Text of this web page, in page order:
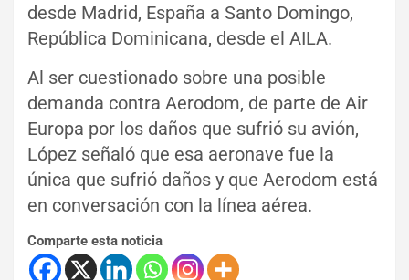
desde Madrid, España a Santo Domingo,
República Dominicana, desde el AILA.
Al ser cuestionado sobre una posible
demanda contra Aerodom, de parte de Air
Europa por los daños que sufrió su avión,
López señaló que esa aeronave fue la
única que sufrió daños y que Aerodom está
en conversación con la línea aérea.
Comparte esta noticia